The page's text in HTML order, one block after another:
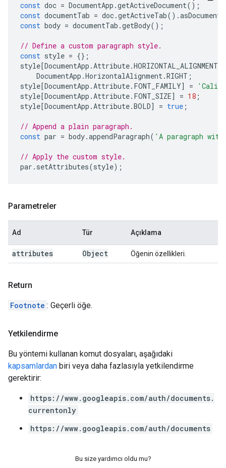
const doc = DocumentApp .getActiveDocument();
const documentTab = doc.getActiveTab().
const body = documentTab .getBody();
// Define a custom paragraph style.
const style = {};
style[DocumentApp .Attribute.HORIZONTAL_ALIGNMENT
DocumentApp .HorizontalAlignment.RIGHT ;
style[DocumentApp .Attribute. FONT_FAMILY] =
style[DocumentApp .Attribute. FONT_SIZE] = 18 ;
style[DocumentApp .Attribute.BOLD] = true ;
// Append a plain paragraph.
const par = body.appendParagraph( 'A paragraph
// Apply the custom style.
par . setAttributes(style);
Parametreler
Ad Tür Açıklama
attributes Object Öğenin özellikleri.
Return
Footnote : Geçerli öğe.
Yetkilendirme
Bu yöntemi kullanan komut dosyaları, aşağıdaki
kapsamlardan biri veya daha fazlasıyla yetkilendirme
gerektirir:
https://www.googleapis.com/auth/documents.
currentonly
https://www.googleapis.com/auth/documents
Bu size yardımcı oldu mu?